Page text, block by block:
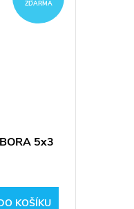
ZDARMA
5x3
KOŠÍKU